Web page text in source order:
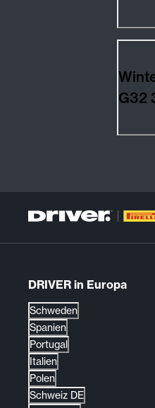
G32
DRIVER in Europa
Schweden
Spanien
Portugal
Italien
Polen
Schweiz DE